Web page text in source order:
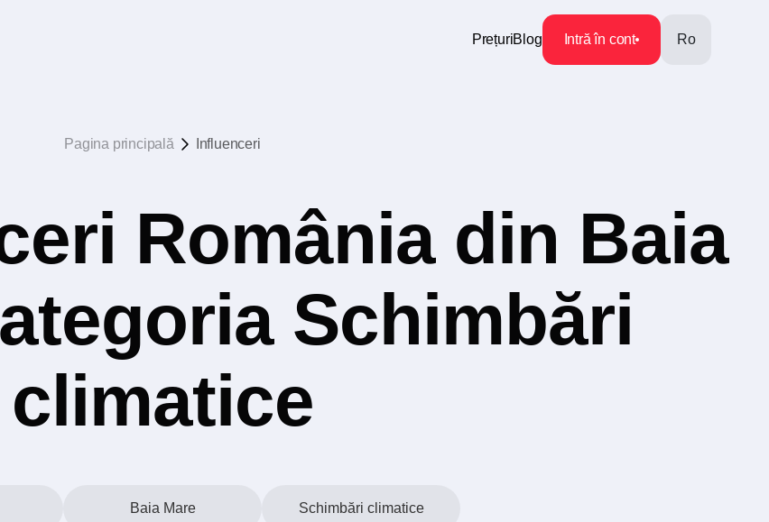
PrețuriBlog Intră în cont Ro
Pagina principală Influenceri
România din Baia
Schimbări
climatice
Baia Mare Schimbări climatice